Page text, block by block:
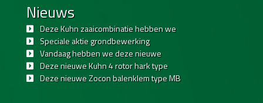
Nieuws
Deze Kuhn zaaicombinatie hebben we
Speciale aktie grondbewerking
Vandaag hebben we deze nieuwe
Deze nieuwe Kuhn 4 rotor hark type
Deze nieuwe Zocon balenklem type MB